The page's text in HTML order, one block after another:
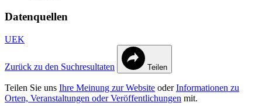
Datenquellen
UEK
Zurück zu den Suchresultaten Teilen
Teilen Sie uns Ihre Meinung zur Website oderInformationen zu
Orten, Veranstaltungen oder Veröffentlichungen mit.